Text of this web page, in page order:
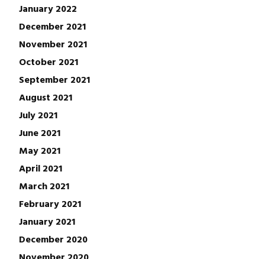
January 2022
December 2021
November 2021
October 2021
September 2021
August 2021
July 2021
June 2021
May 2021
April 2021
March 2021
February 2021
January 2021
December 2020